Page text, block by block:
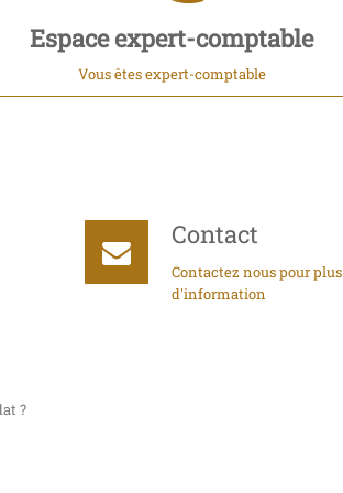
Espace expert-comptable
Vous êtes expert-comptable
Contact
Contactez nous pour plus
d'information
?